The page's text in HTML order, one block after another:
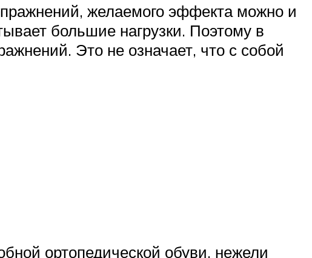
желаемого эффекта можно и
большие нагрузки. Поэтому в
Это не означает, что с собой
ортопедической обуви, нежели